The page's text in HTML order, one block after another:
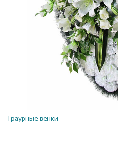
Траурные венки